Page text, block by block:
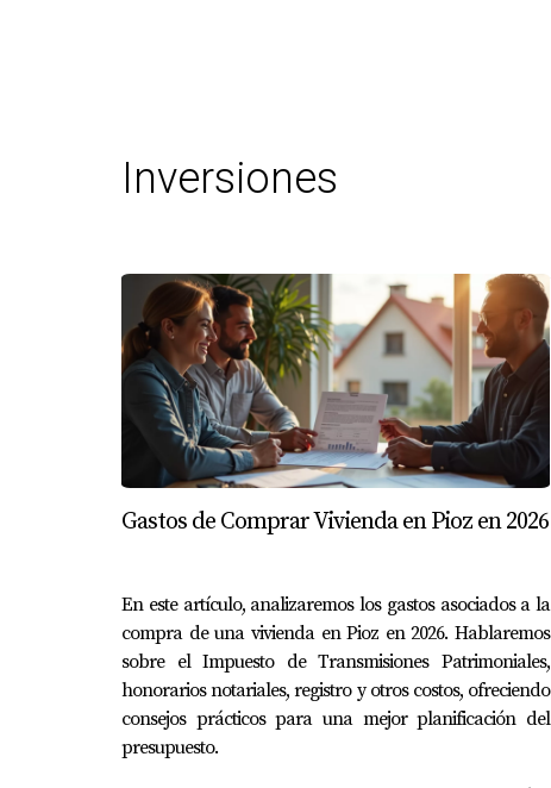
Inversiones
Gastos de Comprar Vivienda en Pioz en 2026
En este artículo, analizaremos los gastos asociados a la
compra de una vivienda en Pioz en 2026. Hablaremos
sobre el Impuesto de Transmisiones Patrimoniales,
honorarios notariales, registro y otros costos, ofreciendo
consejos prácticos para una mejor planificación del
presupuesto.